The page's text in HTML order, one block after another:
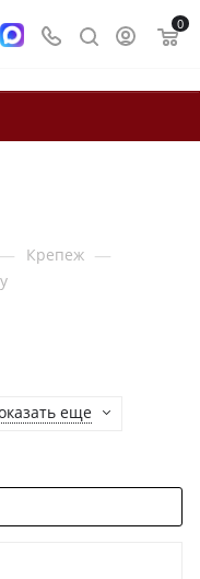
0
— Крепеж —
еще